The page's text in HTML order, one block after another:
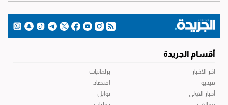
أقسام الجريدة
آخر الاخبار
فيديو
أخبار الاولى
برلمانيات
اقتصاد
توابل